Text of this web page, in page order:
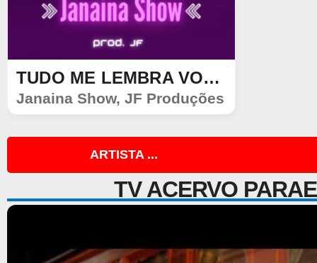
SINGLE
888
324
TUDO ME LEMBRA VOCÊ (REMIX JF PRODUÇÕES)
Janaina Show, JF Produções
ARTISTA ...
TV ACERVO